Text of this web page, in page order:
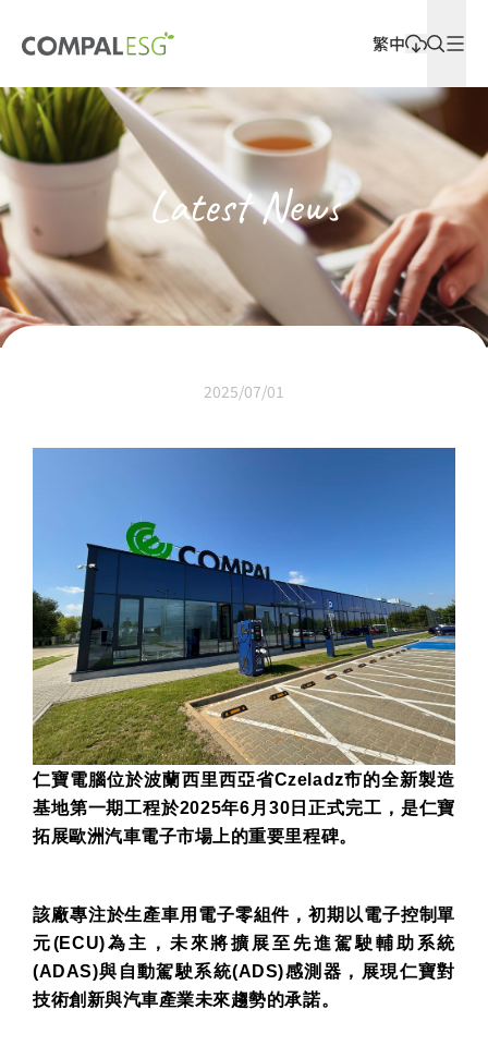
繁中
Latest Releases
繁中
Sustainability Reports
Sustainability Reports
ESG Insight
Latest News
2025/07/01
仁寶電腦位於波蘭西里西亞省Czeladź市的全新製造
基地第一期工程於2025年6 月30 日正式完工，是仁寶
拓展歐洲汽車電子市場上的重要里程碑。
該廠專注於生產車用電子零組件，初期以電子控制單
元(ECU)為主，未來將擴展至先進駕駛輔助系統
(ADAS)與自動駕駛系統(ADS)感測器，展現仁寶對
技術創新與汽車產業未來趨勢的承諾。